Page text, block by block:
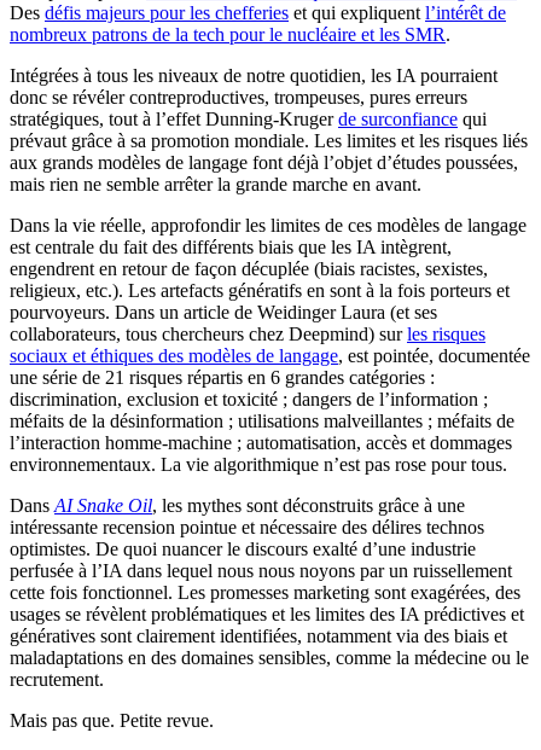
Des défis majeurs pour les chefferies et qui expliquentl’intérêt de
nombreux patrons de la tech pour le nucléaire et les SMR.
Intégrées à tous les niveaux de notre quotidien, les IA pourraient
donc se révéler contreproductives, trompeuses, pures erreurs
stratégiques, tout à l’effet Dunning-Krugerde surconfiance qui
prévaut grâce à sa promotion mondiale. Les limites et les risques liés
aux grands modèles de langage font déjà l’objet d’études poussées,
mais rien ne semble arrêter la grande marche en avant.
Dans la vie réelle, approfondir les limites de ces modèles de langage
est centrale du fait des différents biais que les IA intègrent,
engendrent en retour de façon décuplée (biais racistes, sexistes,
religieux, etc.). Les artefacts génératifs en sont à la fois porteurs et
pourvoyeurs. Dans un article de Weidinger Laura (et ses
collaborateurs, tous chercheurs chez Deepmind) surles risques
sociaux et éthiques des modèles de langage, est pointée, documentée
une série de 21 risques répartis en 6 grandes catégories :
discrimination, exclusion et toxicité ; dangers de l’information ;
méfaits de la désinformation ; utilisations malveillantes ; méfaits de
l’interaction homme-machine ; automatisation, accès et dommages
environnementaux. La vie algorithmique n’est pas rose pour tous.
DansAI Snake Oil, les mythes sont déconstruits grâce à une
intéressante recension pointue et nécessaire des délires technos
optimistes. De quoi nuancer le discours exalté d’une industrie
perfusée à l’IA dans lequel nous nous noyons par un ruissellement
cette fois fonctionnel. Les promesses marketing sont exagérées, des
usages se révèlent problématiques et les limites des IA prédictives et
génératives sont clairement identifiées, notamment via des biais et
maladaptations en des domaines sensibles, comme la médecine ou le
recrutement.
Mais pas que. Petite revue.